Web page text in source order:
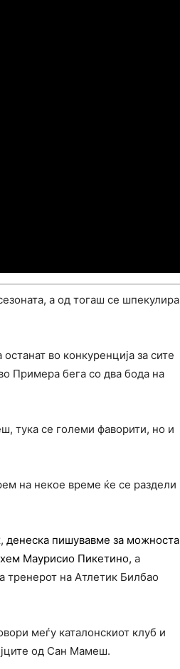
а од тогаш се шпекулира
во конкуренција за сите
Примера бега со два бода на
тука се големи фаворити, но и
на некое време ќе се раздели
денеска пишувавме за можноста
Маурисио Пикетино, а
тренерот на Атлетик Билбао
меѓу каталонскиот клуб и
од Сан Мамеш.